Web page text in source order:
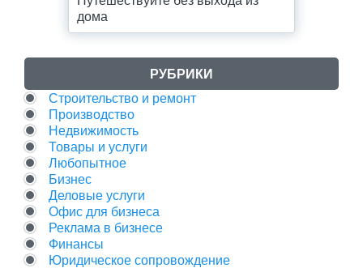
дома
РУБРИКИ
Строительство и ремонт
Производство
Недвижимость
Товары и услуги
Любопытное
Бизнес
Деловые услуги
Офис для бизнеса
Реклама в бизнесе
Финансы
Юридическое сопровождение